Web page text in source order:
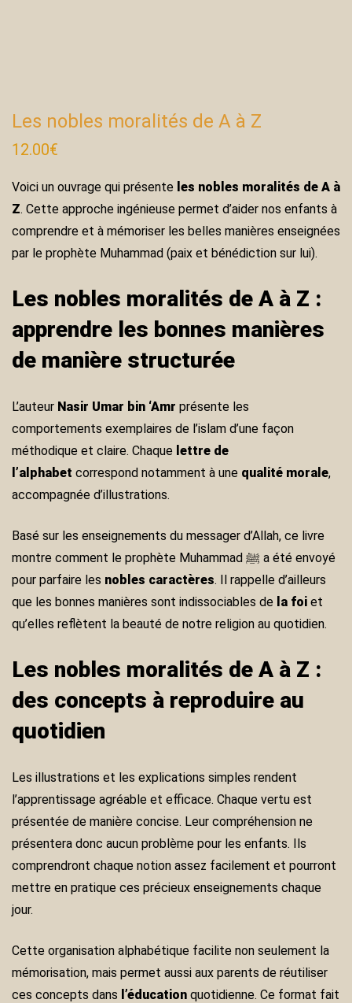
Les nobles moralités de A à Z
12.00€
Voici un ouvrage qui présente les nobles moralités de A à
Z. Cette approche ingénieuse permet d’aider nos enfants à
comprendre et à mémoriser les belles manières enseignées
par le prophète Muhammad (paix et bénédiction sur lui).
Les nobles moralités de A à Z :
apprendre les bonnes manières
de manière structurée
L’auteur Nasir Umar bin ‘Amr présente les
comportements exemplaires de l’islam d’une façon
méthodique et claire. Chaque lettre de
l’alphabet correspond notamment à une qualité morale,
accompagnée d’illustrations.
Basé sur les enseignements du messager d’Allah, ce livre
montre comment le prophète Muhammad ﷺ a été envoyé
pour parfaire les nobles caractères. Il rappelle d’ailleurs
que les bonnes manières sont indissociables de la foi et
qu’elles reflètent la beauté de notre religion au quotidien.
Les nobles moralités de A à Z :
des concepts à reproduire au
quotidien
Les illustrations et les explications simples rendent
l’apprentissage agréable et efficace. Chaque vertu est
présentée de manière concise. Leur compréhension ne
présentera donc aucun problème pour les enfants. Ils
comprendront chaque notion assez facilement et pourront
mettre en pratique ces précieux enseignements chaque
jour.
Cette organisation alphabétique facilite non seulement la
mémorisation, mais permet aussi aux parents de réutiliser
ces concepts dans l’éducation quotidienne. Ce format fait